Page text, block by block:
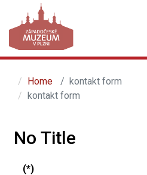
Home
kontakt form
kontakt form
No Title
(*)